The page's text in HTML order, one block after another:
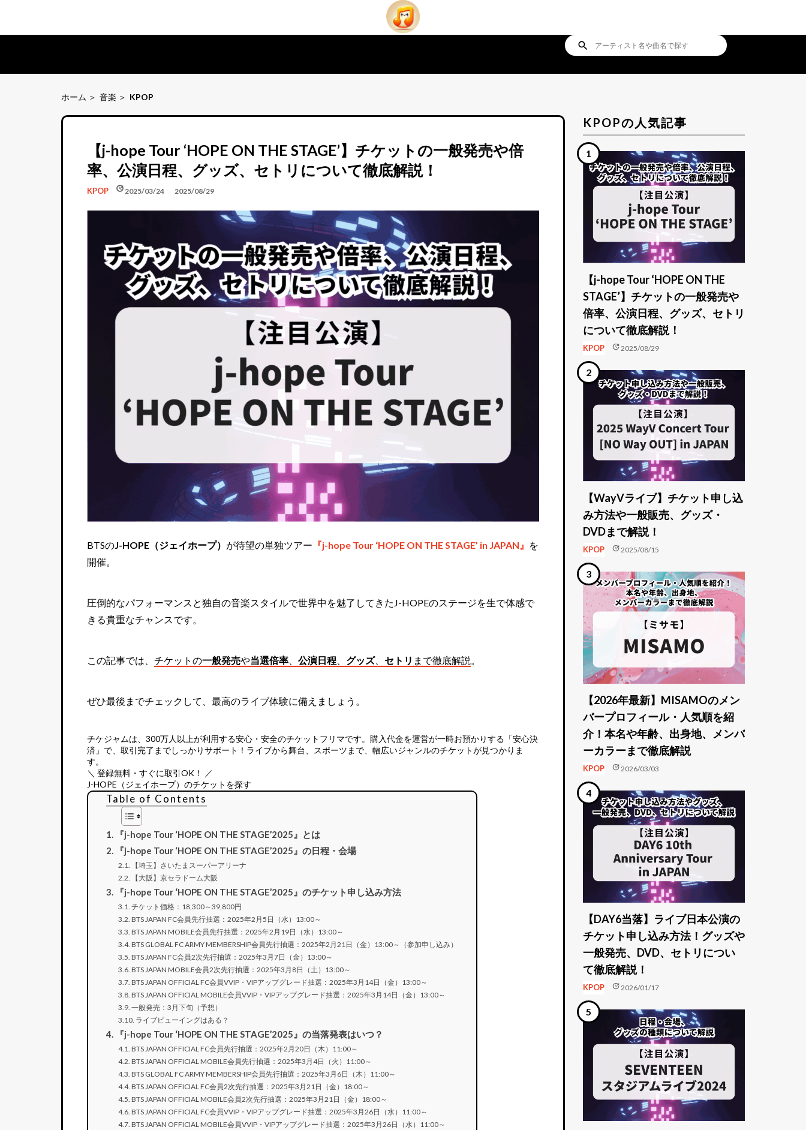
search
ホーム 音楽 KPOP
【j-hope Tour ‘HOPE ON THE STAGE’】チケットの一般発売や倍
率、公演日程、グッズ、セトリについて徹底解説！
KPOP schedule2025/03/24
update 2025/08/29
BTSのJ-HOPE（ジェイホープ） が待望の単独ツアー 『j-hope Tour ‘HOPE ON THE STAGE’ in JAPAN』 を
開催。
圧倒的なパフォーマンスと独自の音楽スタイルで世界中を魅了してきたJ-HOPEのステージを生で体感で
きる貴重なチャンスです。
この記事では、 チケットの一般発売や当選倍率 公演日程 グッズ、 セトリ まで徹底解説 。
ぜひ最後までチェックして、最高のライブ体験に備えましょう。
チケジャムは、 300万人以上が利用する安心・安全のチケットフリマです。購入代金を運営が一時お預かりする「安心決
済」で、取引完了までしっかりサポート！ライブから舞台、スポーツまで、幅広いジャンルのチケットが見つかりま
す。
＼ 登録無料・すぐに取引OK！ ／
J-HOPE（ジェイホープ）のチケットを探す
Table of Contents
『j-hope Tour ‘HOPE ON THE STAGE’2025』とは
『j-hope Tour ‘HOPE ON THE STAGE’2025』の日程・会場
【埼玉】さいたまスーパーアリーナ
【大阪】京セラドーム大阪
『j-hope Tour ‘HOPE ON THE STAGE’2025』のチケット申し込み方法
チケット価格：18,300～39,800円
BTS JAPAN FC会員先行抽選：2025年2月5日（水）13:00～
BTS JAPAN MOBILE会員先行抽選：2025年2月19日（水）13:00～
BTS GLOBAL FC ARMY MEMBERSHIP会員先行抽選：2025年2月21日（金）13:00～（参加申し込み）
BTS JAPAN FC会員2次先行抽選：2025年3月7日（金）13:00～
BTS JAPAN MOBILE会員2次先行抽選：2025年3月8日（土）13:00～
BTS JAPAN OFFICIAL FC会員VVIP・VIPアップグレード抽選：2025年3月14日（金）13:00～
BTS JAPAN OFFICIAL MOBILE会員VVIP・VIPアップグレード抽選：2025年3月14日（金）13:00～
一般発売：3月下旬（予想）
ライブビューイングはある？
『j-hope Tour ‘HOPE ON THE STAGE’2025』の当落発表はいつ？
BTS JAPAN OFFICIAL FC会員先行抽選：2025年2月20日（木）11:00～
BTS JAPAN OFFICIAL MOBILE会員先行抽選：2025年3月4日（火）11:00～
BTS GLOBAL FC ARMY MEMBERSHIP会員先行抽選：2025年3月6日（木）11:00～
BTS JAPAN OFFICIAL FC会員2次先行抽選：2025年3月21日（金）18:00～
BTS JAPAN OFFICIAL MOBILE会員2次先行抽選：2025年3月21日（金）18:00～
BTS JAPAN OFFICIAL FC会員VVIP・VIPアップグレード抽選：2025年3月26日（水）11:00～
BTS JAPAN OFFICIAL MOBILE会員VVIP・VIPアップグレード抽選：2025年3月26日（水）11:00～
KPOPの人気記事
【j-hope Tour ‘HOPE ON THE
STAGE’】チケットの一般発売や
倍率、公演日程、グッズ、セトリ
について徹底解説！
KPOP update2025/08/29
【WayVライブ】チケット申し込
み方法や一般販売、グッズ・
DVDまで解説！
KPOP update2025/08/15
【2026年最新】MISAMOのメン
バープロフィール・人気順を紹
介！本名や年齢、出身地、メンバ
ーカラーまで徹底解説
KPOP update2026/03/03
【DAY6当落】ライブ日本公演の
チケット申し込み方法！グッズや
一般発売、DVD、セトリについ
て徹底解説！
KPOP update2026/01/17